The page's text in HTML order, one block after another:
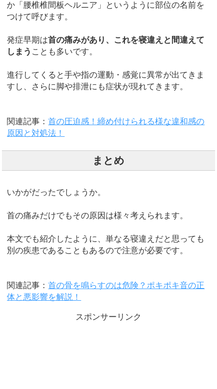
か「腰椎椎間板ヘルニア」というように部位の名前を
つけて呼びます。
発症早期は首の痛みがあり、これを寝違えと間違えて
しまう ことも多いです。
進行してくると手や指の運動・感覚に異常が出てきま
すし、さらに脚や排泄にも症状が現れてきます。
関連記事：首の圧迫感！締め付けられる様な違和感の
原因と対処法！
まとめ
いかがだったでしょうか。
首の痛みだけでもその原因は様々考えられます。
本文でも紹介したように、単なる寝違えだと思っても
別の疾患であることもあるので注意が必要です。
関連記事：首の骨を鳴らすのは危険？ポキポキ音の正
体と悪影響を解説！
スポンサーリンク